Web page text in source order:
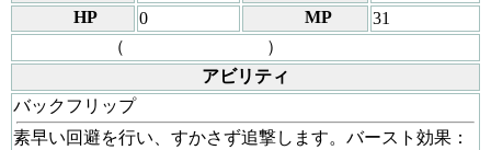
HP
0 MP
31
（
）
アビリティ
バックフリップ
素早い回避を行い、すかさず追撃します。バースト効果：